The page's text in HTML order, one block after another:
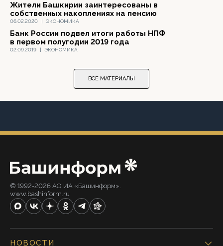
06.02.2020 | ЭКОНОМИКА
Жители Башкирии заинтересованы в
собственных накоплениях на пенсию
02.09.2019 | ЭКОНОМИКА
Банк России подвел итоги работы НПФ
в первом полугодии 2019 года
ВСЕ МАТЕРИАЛЫ
© 1992-2026 АО ИА «Башинформ».
www.bashinform.ru
НОВОСТИ